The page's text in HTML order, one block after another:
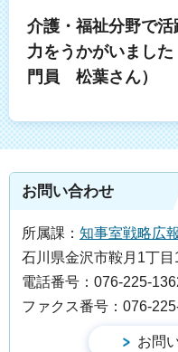
介護・福祉分野で
力をうかがいまし
門員 松葉さん）
お問い合わせ
所属課： 知事室戦略広
石川県金沢市鞍月1丁目
電話番号：076-225-
ファクス番号：076-